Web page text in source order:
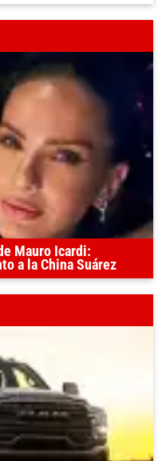
Mauro Icardi:
a la China Suárez